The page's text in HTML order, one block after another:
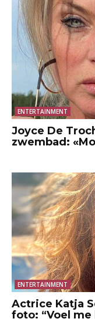
ENTERTAINMENT
Joyce De
zwembad:
ENTERTAINMENT
Actrice Katja
foto: “Voel